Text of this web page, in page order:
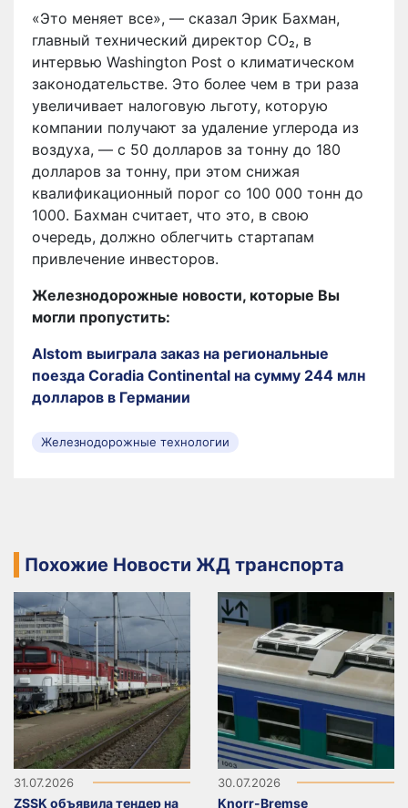
«Это меняет все», — сказал Эрик Бахман,
главный технический директор CO₂, в
интервью Washington Post о климатическом
законодательстве. Это более чем в три раза
увеличивает налоговую льготу, которую
компании получают за удаление углерода из
воздуха, — с 50 долларов за тонну до 180
долларов за тонну, при этом снижая
квалификационный порог со 100 000 тонн до
1000. Бахман считает, что это, в свою
очередь, должно облегчить стартапам
привлечение инвесторов.
Железнодорожные новости, которые Вы
могли пропустить:
Alstom выиграла заказ на региональные
поезда Coradia Continental на сумму 244 млн
долларов в Германии
Железнодорожные технологии
Похожие Новости ЖД транспорта
31.07.2026
ZSSK объявила тендер на
30.07.2026
Knorr-Bremse